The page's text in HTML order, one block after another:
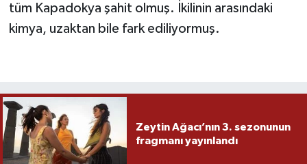
tüm Kapadokya şahit olmuş. İkilinin arasındaki
kimya, uzaktan bile fark ediliyormuş.
Zeytin Ağacı’nın 3. sezonunun
fragmanı yayınlandı